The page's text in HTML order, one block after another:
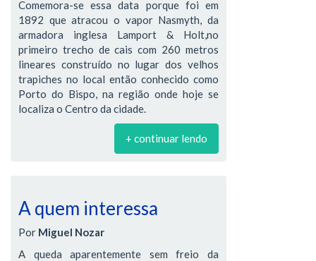
Comemora-se essa data porque foi em
1892 que atracou o vapor Nasmyth, da
armadora inglesa Lamport & Holt,no
primeiro trecho de cais com 260 metros
lineares construído no lugar dos velhos
trapiches no local então conhecido como
Porto do Bispo, na região onde hoje se
localiza o Centro da cidade.
+ continuar lendo
A quem interessa
Por Miguel Nozar
A queda aparentemente sem freio da